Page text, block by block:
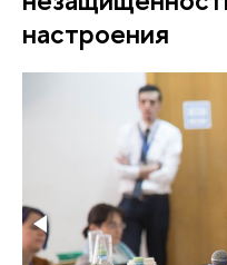
настроения